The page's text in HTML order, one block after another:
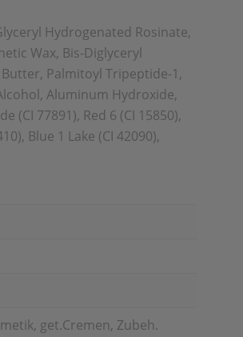
Hydrogenated Rosinate,
Wax, Bis-Diglyceryl
Palmitoyl Tripeptide-1,
Aluminum Hydroxide,
(CI 77891), Red 6 (CI 15850),
Blue 1 Lake (CI 42090),
get.Cremen, Zubeh.